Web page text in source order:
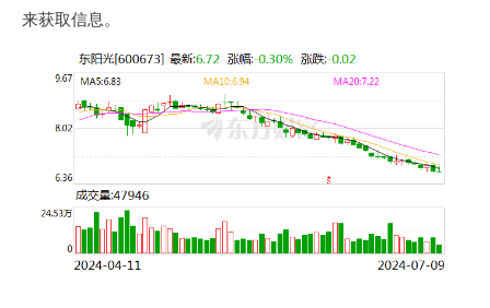
来获取信息。